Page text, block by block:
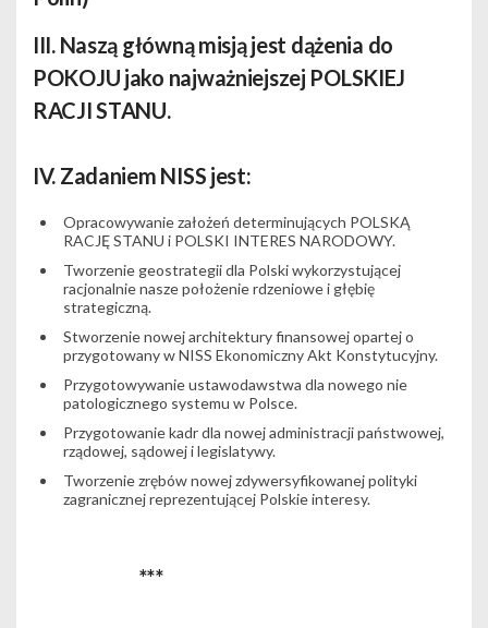
III. Naszą główną misją jest dążenia do
POKOJU jako najważniejszej POLSKIEJ
RACJI STANU.
IV. Zadaniem NISS jest:
Opracowywanie założeń determinujących POLSKĄ
RACJĘ STANU i POLSKI INTERES NARODOWY.
Tworzenie geostrategii dla Polski wykorzystującej
racjonalnie nasze położenie rdzeniowe i głębię
strategiczną.
Stworzenie nowej architektury finansowej opartej o
przygotowany w NISS Ekonomiczny Akt Konstytucyjny.
Przygotowywanie ustawodawstwa dla nowego nie
patologicznego systemu w Polsce.
Przygotowanie kadr dla nowej administracji państwowej,
rządowej, sądowej i legislatywy.
Tworzenie zrębów nowej zdywersyfikowanej polityki
zagranicznej reprezentującej Polskie interesy.
***